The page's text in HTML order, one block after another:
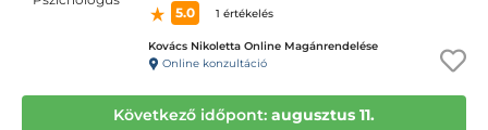
5.0
1 értékelés
Kovács Nikoletta Online Magánrendelése
Online konzultáció
Következő időpont: augusztus 11.